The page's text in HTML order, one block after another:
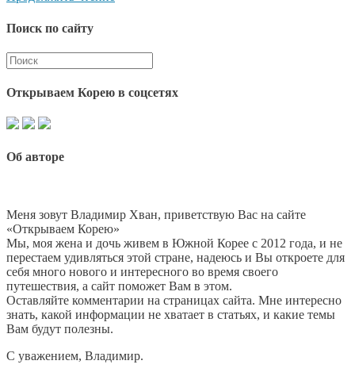
Поиск по сайту
Открываем Корею в соцсетях
Об авторе
Меня зовут Владимир Хван, приветствую Вас на сайте
«Открываем Корею»
Мы, моя жена и дочь живем в Южной Корее с 2012 года, и не
перестаем удивляться этой стране, надеюсь и Вы откроете для
себя много нового и интересного во время своего
путешествия, а сайт поможет Вам в этом.
Оставляйте комментарии на страницах сайта. Мне интересно
знать, какой информации не хватает в статьях, и какие темы
Вам будут полезны.
С уважением, Владимир.